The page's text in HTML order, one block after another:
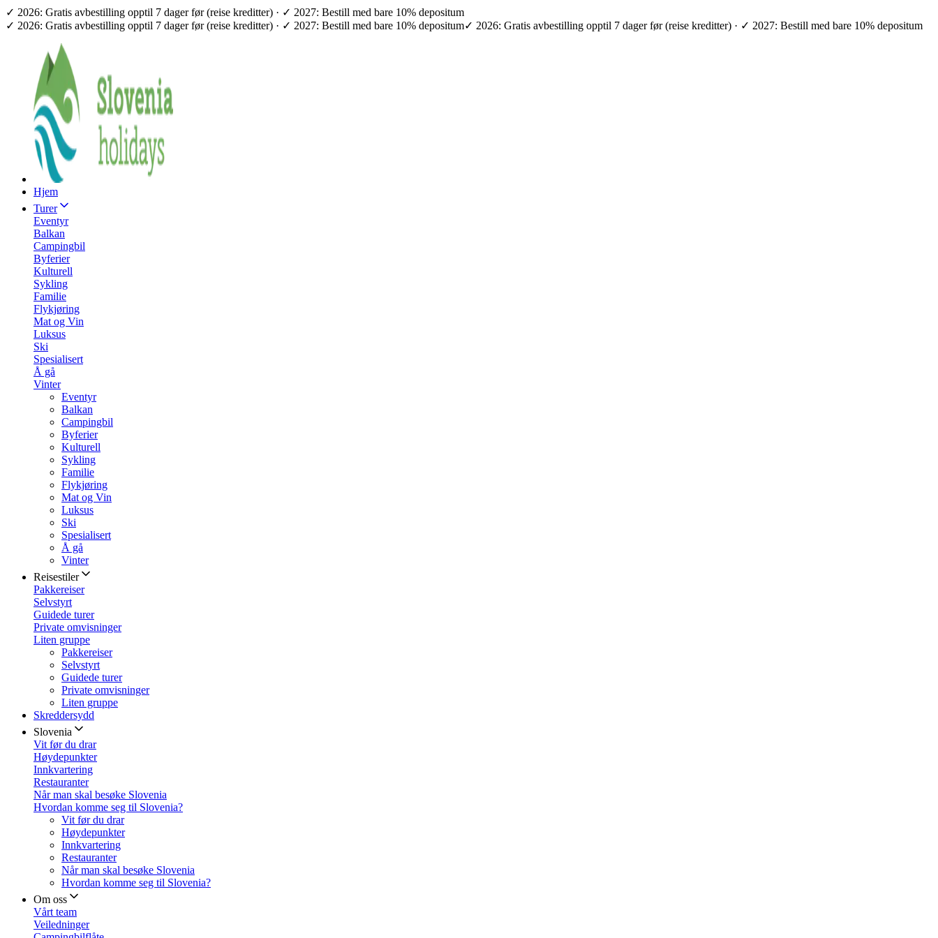
✓ 2026: Gratis avbestilling opptil 7 dager før (reise kreditter) · ✓ 2027: Bestill med bare 10% depositum
✓ 2026: Gratis avbestilling opptil 7 dager før (reise kreditter) · ✓ 2027: Bestill med bare 10% depositum✓ 2026: Gratis avbestilling opptil 7 dager før (reise kreditter) · ✓ 2027: Bestill med bare 10% depositum
Hjem
Turer
Eventyr
Balkan
Campingbil
Byferier
Kulturell
Sykling
Familie
Flykjøring
Mat og Vin
Luksus
Ski
Spesialisert
Å gå
Vinter
Eventyr
Balkan
Campingbil
Byferier
Kulturell
Sykling
Familie
Flykjøring
Mat og Vin
Luksus
Ski
Spesialisert
Å gå
Vinter
Reisestiler
Pakkereiser
Selvstyrt
Guidede turer
Private omvisninger
Liten gruppe
Pakkereiser
Selvstyrt
Guidede turer
Private omvisninger
Liten gruppe
Skreddersydd
Slovenia
Vit før du drar
Høydepunkter
Innkvartering
Restauranter
Når man skal besøke Slovenia
Hvordan komme seg til Slovenia?
Vit før du drar
Høydepunkter
Innkvartering
Restauranter
Når man skal besøke Slovenia
Hvordan komme seg til Slovenia?
Om oss
Vårt team
Veiledninger